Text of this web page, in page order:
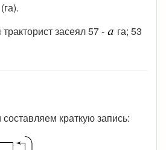
засеял 57 -
га; 53
краткую запись: